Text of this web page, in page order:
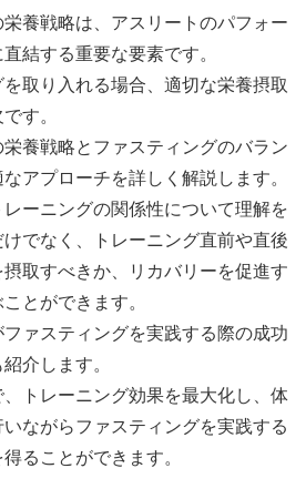
養戦略は、アスリートのパフォー
結する重要な要素です。
取り入れる場合、適切な栄養摂取
す。
養戦略とファスティングのバラン
アプローチを詳しく解説します。
ーニングの関係性について理解を
でなく、トレーニング直前や直後
取すべきか、リカバリーを促進す
とができます。
ァスティングを実践する際の成功
介します。
トレーニング効果を最大化し、体
ながらファスティングを実践する
ることができます。